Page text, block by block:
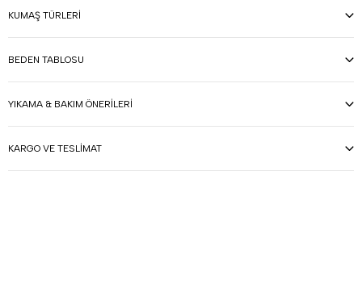
KUMAŞ TÜRLERI
BEDEN TABLOSU
YIKAMA & BAKIM ÖNERILERI
KARGO VE TESLIMAT